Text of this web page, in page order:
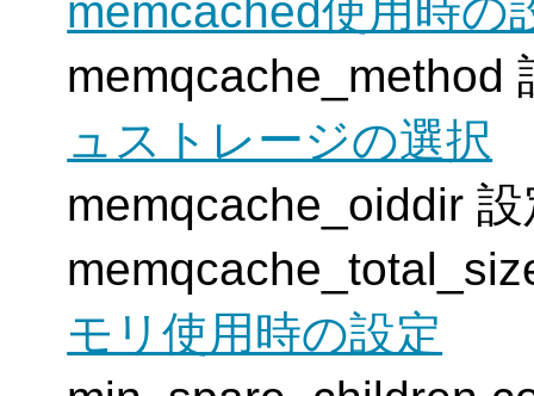
memcached使用時の
memqcache_method
ュストレージの選択
memqcache_oiddir
モリ使用時の設定